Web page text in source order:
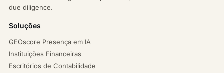
due diligence.
Soluções
GEOscore Presença em IA
Instituições Financeiras
Escritórios de Contabilidade